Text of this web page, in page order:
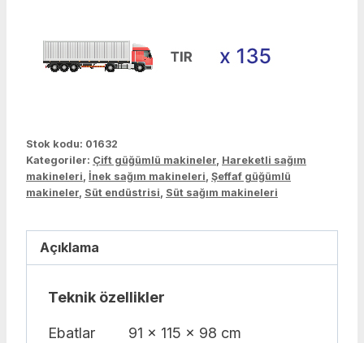
Stok kodu: 01632
Kategoriler: Çift güğümlü makineler, Hareketli sağım
makineleri, İnek sağım makineleri, Şeffaf güğümlü
makineler, Süt endüstrisi, Süt sağım makineleri
Açıklama
Teknik özellikler
Ebatlar 91 x 115 x 98 cm